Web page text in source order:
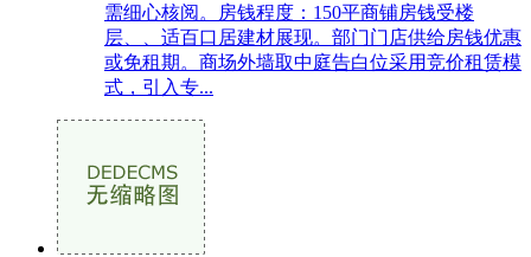
需细心核阅。房钱程度：150平商铺房钱受楼
层、、适百口居建材展现。部门门店供给房钱优惠
或免租期。商场外墙取中庭告白位采用竞价租赁模
式，引入专...